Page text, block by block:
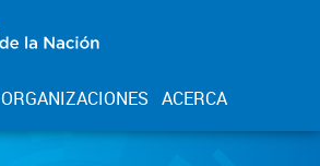
ORGANIZACIONES ACERCA